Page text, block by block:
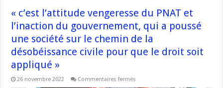
« c’est l’attitude vengeresse du PNAT et
l’inaction du gouvernement, qui a poussé
une société sur le chemin de la
désobéissance civile pour que le droit soit
appliqué »
26 novembre 2022 Commentaires fermés